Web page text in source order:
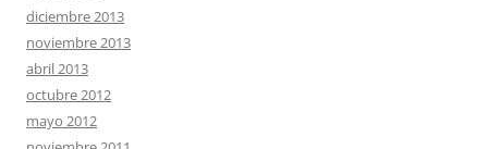
diciembre 2013
noviembre 2013
abril 2013
octubre 2012
mayo 2012